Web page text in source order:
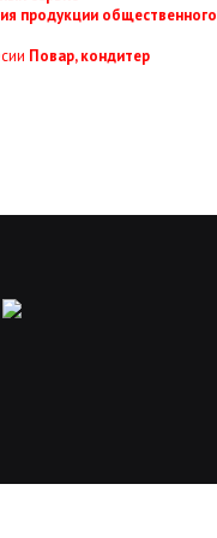
продукции общественного
Повар, кондитер